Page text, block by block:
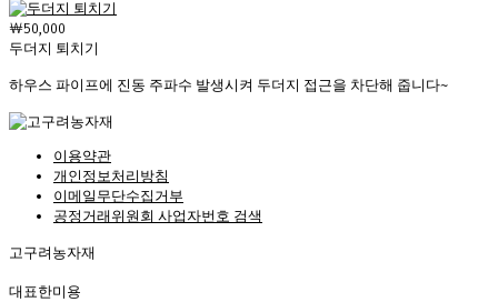
￦50,000
두더지 퇴치기
하우스 파이프에 진동 주파수 발생시켜 두더지 접근을 차단해 줍니다~
이용약관
개인정보처리방침
이메일무단수집거부
공정거래위원회 사업자번호 검색
고구려농자재
대표한미용